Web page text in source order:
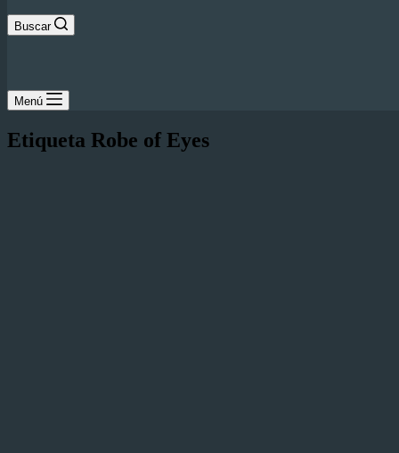
Buscar
Menú
Etiqueta Robe of Eyes